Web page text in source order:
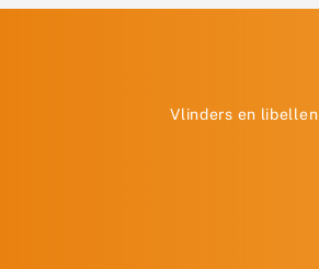
Vlinders en libellen